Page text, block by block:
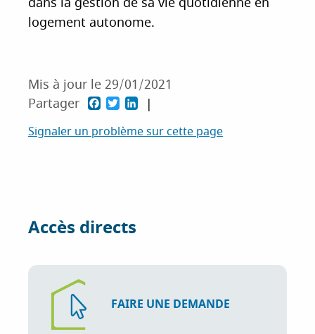
logement autonome.
Mis à jour le 29/01/2021
Partager
P
a
g
e
r
u
P
a
g
e
r
u
P
a
r
u
Signaler un problème sur cette page
Accès directs
FAIRE UNE DEMANDE